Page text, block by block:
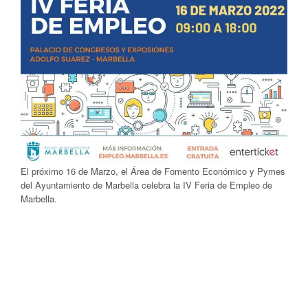
El próximo 16 de Marzo, el Área de Fomento Económico y Pymes
del Ayuntamiento de Marbella celebra la IV Feria de Empleo de
Marbella.